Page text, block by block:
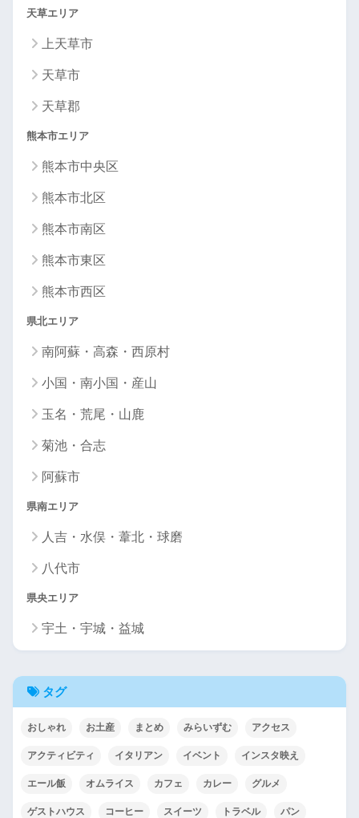
天草エリア
上天草市
天草市
天草郡
熊本市エリア
熊本市中央区
熊本市北区
熊本市南区
熊本市東区
熊本市西区
県北エリア
南阿蘇・高森・西原村
小国・南小国・産山
玉名・荒尾・山鹿
菊池・合志
阿蘇市
県南エリア
人吉・水俣・葦北・球磨
八代市
県央エリア
宇土・宇城・益城
タグ
おしゃれ お土産 まとめ みらいずむ アクセス
アクティビティ イタリアン イベント インスタ映え
エール飯 オムライス カフェ カレー グルメ
ゲストハウス コーヒー スイーツ トラベル パン